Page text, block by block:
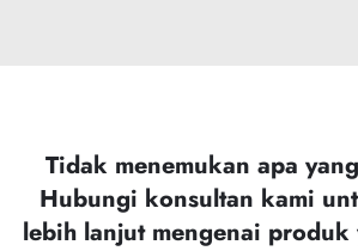
Tidak menemukan apa
Hubungi konsultan kami
lebih lanjut mengenai produk